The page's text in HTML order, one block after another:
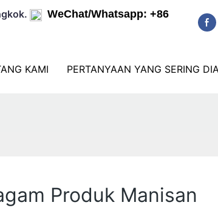
WeChat/Whatsapp: +86
KAMI PERTANYAAN YANG SERING
Produk Manisan